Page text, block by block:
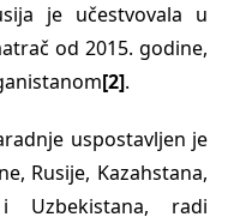
je učestvovala u
od 2015. godine,
[2].
uspostavljen je
Rusije, Kazahstana,
i Uzbekistana, radi